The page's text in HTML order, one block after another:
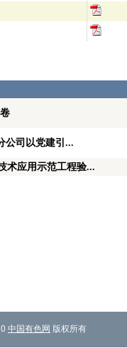
公司以党建引...
术应用示范工程验...
中国有色网 版权所有